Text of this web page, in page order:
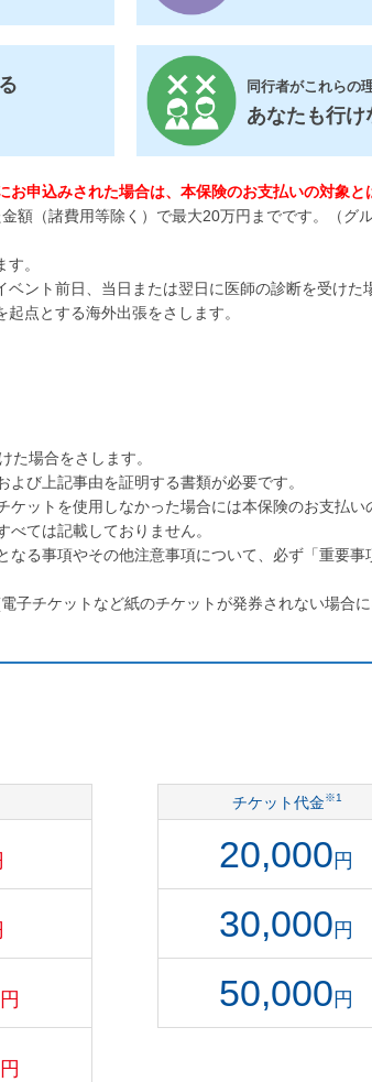
同行者がこれらの
あなたも行
申込みされた場合は、本保険のお支払いの対象と
額（諸費用等除く）で最大20万円までです。（グ
。
ント前日、当日または翌日に医師の診断を受けた
点とする海外出張をさします。
場合をさします。
び上記事由を証明する書類が必要です。
ットを使用しなかった場合には本保険のお支払い
ては記載しておりません。
る事項やその他注意事項について、必ず「重要
子チケットなど紙のチケットが発券されない場合
円
円
チケット代金※1
20,000円
30,000円
50,000円